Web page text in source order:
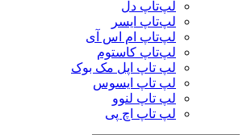
لپ‌تاپ دل
لپ‌تاپ ایسر
لپ‌تاپ ام اس آی
لپ‌تاپ کاستوم
لپ تاپ اپل مک بوک
لپ تاپ ایسوس
لپ تاپ لنوو
لپ تاپ اچ پی